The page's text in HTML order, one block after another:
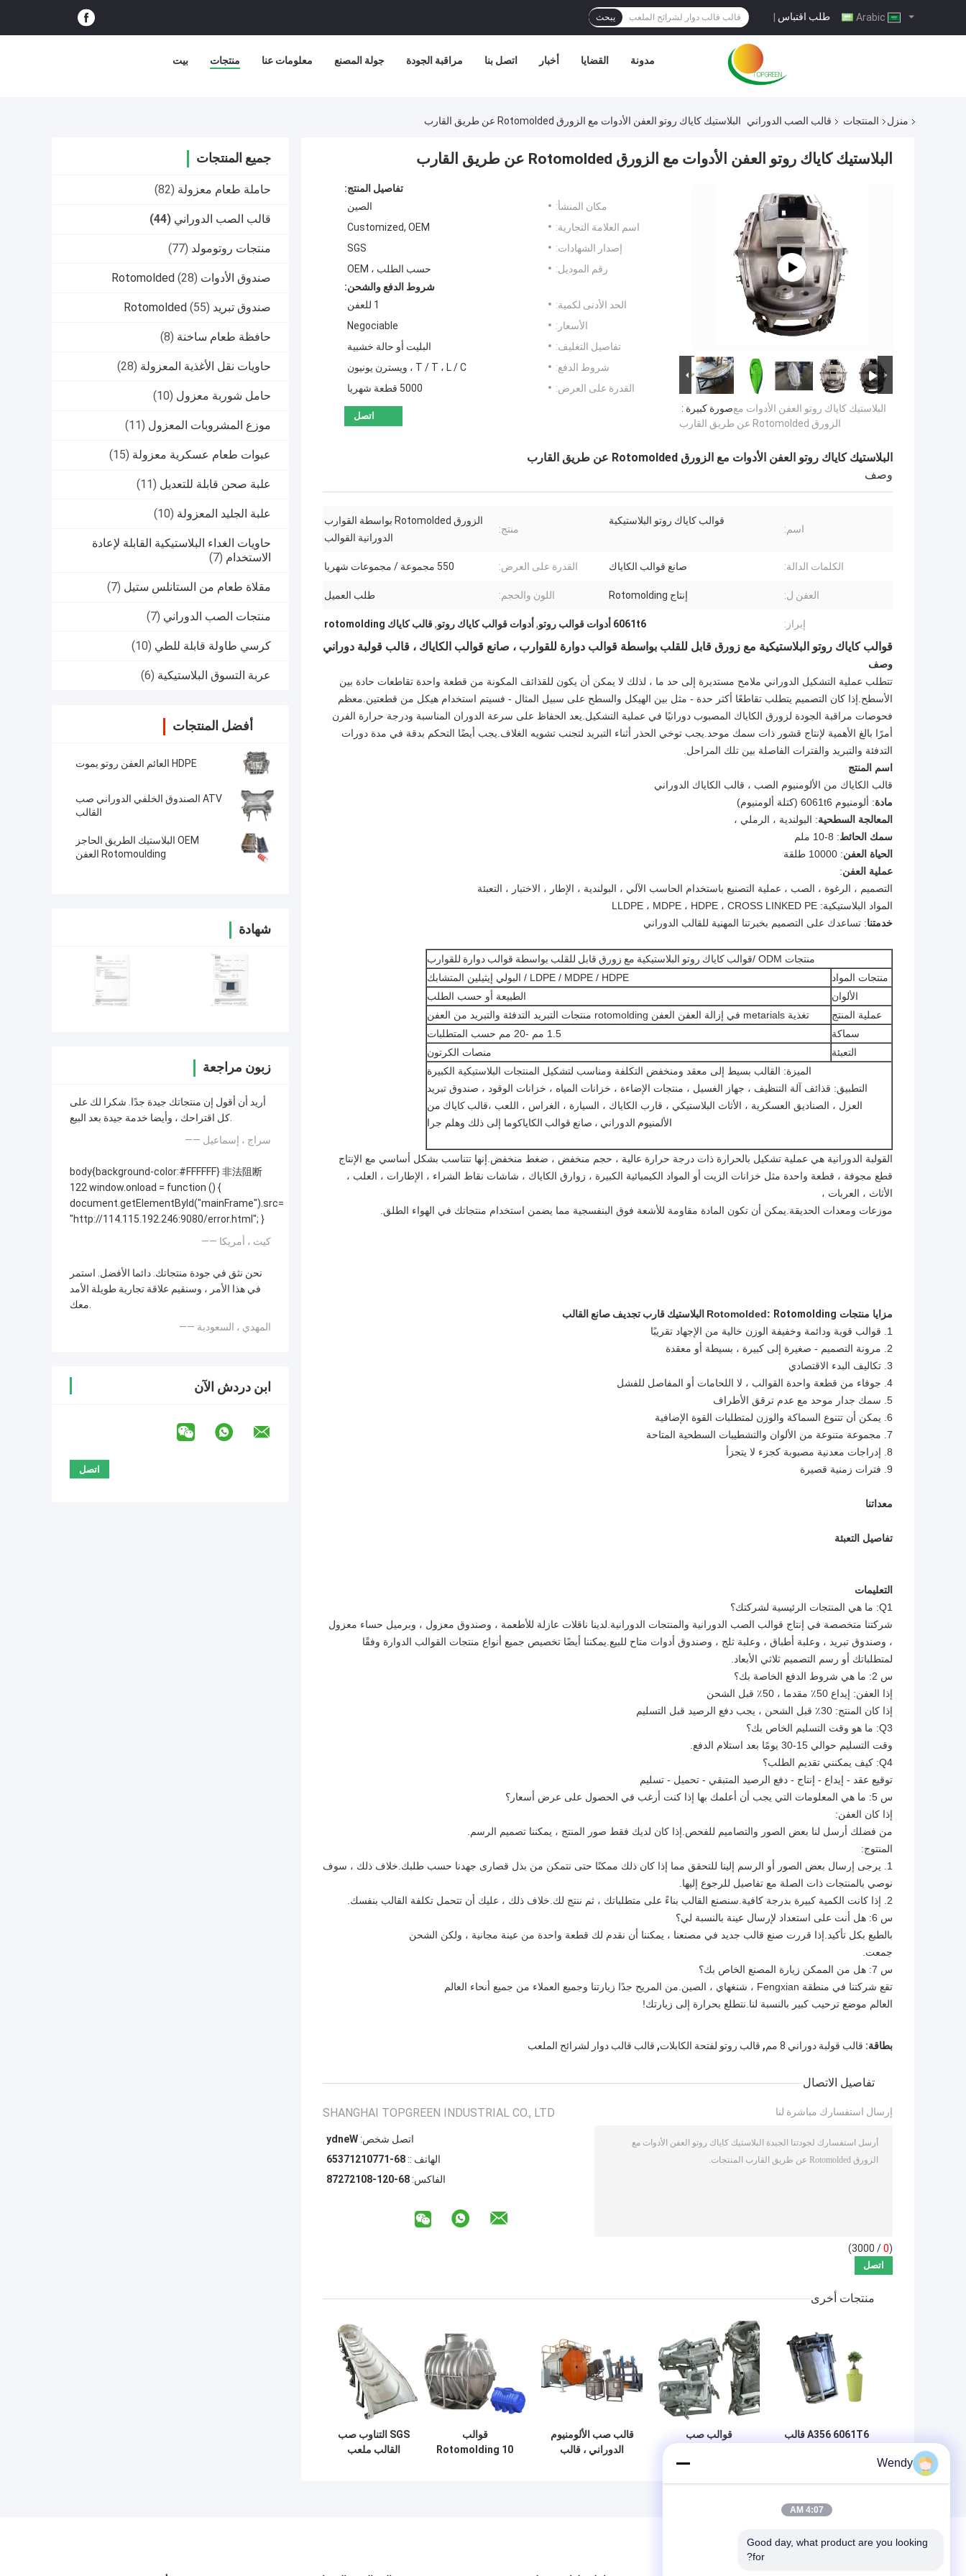
طلب اقتباس | يبحث
بيت منتجات معلومات عنا جولة المصنع مراقبة الجودة اتصل بنا أخبار القضايا مدونة
منزل المنتجات قالب الصب الدوراني البلاستيك كاياك روتو العفن الأدوات مع الزورق Rotomolded عن طريق القارب
جميع المنتجات
حاملة طعام معزولة (82)
قالب الصب الدوراني (44)
منتجات روتومولد (77)
صندوق الأدوات Rotomolded (28)
صندوق تبريد Rotomolded (55)
حافظة طعام ساخنة (8)
حاويات نقل الأغذية المعزولة (28)
حامل شوربة معزول (10)
موزع المشروبات المعزول (11)
عبوات طعام عسكرية معزولة (15)
علبة صحن قابلة للتعديل (11)
علبة الجليد المعزولة (10)
حاويات الغداء البلاستيكية القابلة لإعادة
الاستخدام (7)
مقلاة طعام من الستانلس ستيل (7)
منتجات الصب الدوراني (7)
كرسي طاولة قابلة للطي (10)
عربة التسوق البلاستيكية (6)
أفضل المنتجات
HDPE العائم العفن روتو يموت
ATV الصندوق الخلفي الدوراني صب
القالب
OEM البلاستيك الطريق الحاجز
Rotomoulding العفن
شهادة
زبون مراجعة
أريد أن أقول إن منتجاتك جيدة جدًا. شكرا لك على
كل اقتراحك ، وأيضا خدمة جيدة بعد البيع.
—— سراج ، إسماعيل
body{background-color:#FFFFFF} 非法阻断
122 window.onload = function () {
document.getElementById("mainFrame").src=
"http://114.115.192.246:9080/error.html"; }
—— كيث ، أمريكا
نحن نثق في جودة منتجاتك. دائما الأفضل. استمر
في هذا الأمر ، وسنقيم علاقة تجارية طويلة الأمد
معك.
—— المهدي ، السعودية
ابن دردش الآن
البلاستيك كاياك روتو العفن الأدوات مع الزورق Rotomolded عن طريق القارب
صورة كبيرة :البلاستيك كاياك روتو العفن الأدوات مع
الزورق Rotomolded عن طريق القارب
تفاصيل المنتج:
مكان المنشأ:
الصين
اسم العلامة التجارية:
Customized, OEM
إصدار الشهادات:
SGS
رقم الموديل:
حسب الطلب ، OEM
شروط الدفع والشحن:
الحد الأدنى لكمية:
1 للعفن
الأسعار:
Negociable
تفاصيل التغليف:
البليت أو حالة خشبية
شروط الدفع:
T / T ، L / C ، ويسترن يونيون
القدرة على العرض:
5000 قطعة شهريا
اتصل
البلاستيك كاياك روتو العفن الأدوات مع الزورق Rotomolded عن طريق القارب
وصف
اسم:
قوالب كاياك روتو البلاستيكية
منتج:
الزورق Rotomolded بواسطة القوارب
الدورانية القوالب
الكلمات الدالة: صانع قوالب الكاياك القدرة على العرض: 550 مجموعة / مجموعات شهريا
العفن ل: إنتاج Rotomolding اللون والحجم: طلب العميل
إبراز: 6061t6 أدوات قوالب روتو , أدوات قوالب كاياك روتو,قالب كاياك rotomolding
قوالب كاياك روتو البلاستيكية مع زورق قابل للقلب بواسطة قوالب دوارة للقوارب ، صانع قوالب الكاياك ، قالب قولبة دوراني
وصف
تتطلب عملية التشكيل الدوراني ملامح مستديرة إلى حد ما ، لذلك لا يمكن أن يكون للقذائف المكونة من قطعة واحدة تقاطعات حادة بين
الأسطح.إذا كان التصميم يتطلب تقاطعًا أكثر حدة - مثل بين الهيكل والسطح على سبيل المثال - فسيتم استخدام هيكل من قطعتين.معظم
فحوصات مراقبة الجودة لزورق الكاياك المصبوب دورانيًا في عملية التشكيل.يعد الحفاظ على سرعة الدوران المناسبة ودرجة حرارة الفرن
أمرًا بالغ الأهمية لإنتاج قشور ذات سمك موحد.يجب توخي الحذر أثناء التبريد لتجنب تشويه الغلاف.يجب أيضًا التحكم بدقة في مدة دورات
التدفئة والتبريد والفترات الفاصلة بين تلك المراحل.
اسم المنتج
قالب الكاياك من الألومنيوم الصب ، قالب الكاياك الدوراني
مادة: ألومنيوم 6061t6 (كتلة ألومنيوم)
المعالجة السطحية: البولندية ، الرملي ،
سمك الحائط: 8-10 ملم
الحياة العفن: 10000 طلقة
عملية العفن:
التصميم ، الرغوة ، الصب ، عملية التصنيع باستخدام الحاسب الآلي ، البولندية ، الإطار ، الاختبار ، التعبئة
المواد البلاستيكية: LLDPE ، MDPE ، HDPE ، CROSS LINKED PE
خدمتنا: تساعدك على التصميم بخبرتنا المهنية للقالب الدوراني
منتجات ODM /
قوالب كاياك روتو البلاستيكية مع زورق قابل للقلب بواسطة قوالب دوارة للقوارب
منتجات المواد
LDPE / MDPE / HDPE / البولي إيثيلين المتشابك
الألوان
الطبيعة أو حسب الطلب
عملية المنتج
تغذية metarials في إزالة العفن العفن rotomolding منتجات التبريد التدفئة والتبريد من العفن
سماكة
1.5 مم -20 مم حسب المتطلبات
التعبئة
منصات الكرتون
الميزة: القالب بسيط إلى معقد ومنخفض التكلفة ومناسب لتشكيل المنتجات البلاستيكية الكبيرة
التطبيق: قذائف آلة التنظيف ، جهاز الغسيل ، منتجات الإضاءة ، خزانات المياه ، خزانات الوقود ، صندوق تبريد
العزل ، الصناديق العسكرية ، الأثاث البلاستيكي ، قارب الكاياك ، السيارة ، الغراس ، اللعب ،قالب كاياك من
الألمنيوم الدوراني ، صانع قوالب الكاياكوما إلى ذلك وهلم جرا
القولبة الدورانية هي عملية تشكيل بالحرارة ذات درجة حرارة عالية ، حجم منخفض ، ضغط منخفض.إنها تتناسب بشكل أساسي مع الإنتاج
قطع مجوفة ، قطعة واحدة مثل خزانات الزيت أو المواد الكيميائية الكبيرة ، زوارق الكاياك ، شاشات نقاط الشراء ، الإطارات ، العلب ،
الأثاث ، العربات ،
موزعات ومعدات الحديقة.يمكن أن تكون المادة مقاومة للأشعة فوق البنفسجية مما يضمن استخدام منتجاتك في الهواء الطلق.
مزايا منتجات Rotomolded: Rotomolding البلاستيك قارب تجديف صانع القالب
1. قوالب قوية ودائمة وخفيفة الوزن خالية من الإجهاد تقريبًا
2. مرونة التصميم - صغيرة إلى كبيرة ، بسيطة أو معقدة
3. تكاليف البدء الاقتصادي
4. جوفاء من قطعة واحدة القوالب ، لا اللحامات أو المفاصل للفشل
5. سمك جدار موحد مع عدم ترقق الأطراف
6. يمكن أن تتنوع السماكة والوزن لمتطلبات القوة الإضافية
7. مجموعة متنوعة من الألوان والتشطيبات السطحية المتاحة
8. إدراجات معدنية مصبوبة كجزء لا يتجزأ
9. فترات زمنية قصيرة
معداتنا
تفاصيل التعبئة
التعليمات
Q1: ما هي المنتجات الرئيسية لشركتك؟
شركتنا متخصصة في إنتاج قوالب الصب الدورانية والمنتجات الدورانية.لدينا ناقلات عازلة للأطعمة ، وصندوق معزول ، وبرميل حساء معزول
، وصندوق تبريد ، وعلبة أطباق ، وعلبة ثلج ، وصندوق أدوات متاح للبيع.يمكننا أيضًا تخصيص جميع أنواع منتجات القوالب الدوارة وفقًا
لمتطلباتك أو رسم التصميم ثلاثي الأبعاد.
س 2: ما هي شروط الدفع الخاصة بك؟
إذا العفن: إيداع 50٪ مقدما ، 50٪ قبل الشحن
إذا كان المنتج: 30٪ قبل الشحن ، يجب دفع الرصيد قبل التسليم
Q3: ما هو وقت التسليم الخاص بك؟
وقت التسليم حوالي 15-30 يومًا بعد استلام الدفع.
Q4: كيف يمكنني تقديم الطلب؟
توقيع عقد - إيداع - إنتاج - دفع الرصيد المتبقي - تحميل - تسليم
س 5: ما هي المعلومات التي يجب أن أعلمك بها إذا كنت أرغب في الحصول على عرض أسعار؟
إذا كان العفن:
من فضلك أرسل لنا بعض الصور والتصاميم للفحص.إذا كان لديك فقط صور المنتج ، يمكننا تصميم الرسم.
المنتوج:
1. يرجى إرسال بعض الصور أو الرسم إلينا للتحقق مما إذا كان ذلك ممكنًا حتى نتمكن من بذل قصارى جهدنا حسب طلبك.خلاف ذلك ، سوف
نوصي بالمنتجات ذات الصلة مع تفاصيل للرجوع إليها.
2. إذا كانت الكمية كبيرة بدرجة كافية.سنصنع القالب بناءً على متطلباتك ، ثم ننتج لك.خلاف ذلك ، عليك أن تتحمل تكلفة القالب بنفسك.
س 6: هل أنت على استعداد لإرسال عينة بالنسبة لي؟
بالطبع بكل تأكيد.إذا قررت صنع قالب جديد في مصنعنا ، يمكننا أن نقدم لك قطعة واحدة من عينة مجانية ، ولكن الشحن
جمعت.
س 7: هل من الممكن زيارة المصنع الخاص بك؟
تقع شركتنا في منطقة Fengxian ، شنغهاي ، الصين.من المريح جدًا زيارتنا وجميع العملاء من جميع أنحاء العالم
العالم موضع ترحيب كبير بالنسبة لنا.نتطلع بحرارة إلى زيارتك!
بطاقة: قالب قولبة دوراني 8 مم , قالب روتو لفتحة الكابلات, قالب قالب دوار لشرائح الملعب
تفاصيل الاتصال
SHANGHAI TOPGREEN INDUSTRIAL CO., LTD
اتصل شخص: Wendy
الهاتف :: 86-17701217356
الفاكس: 86-021-80127278
إرسال استفسارك مباشرة لنا
(
0
/ 3000)
منتجات أخرى
A356 6061T6 قالب
قوالب صب
وقود الديزل
قالب صب الألومنيوم
الدوراني ، قالب
قوالب
Rotomolding 10
SGS التناوب صب
القالب ملعب
Wendy
4:07 AM
Good day, what product are you looking
for?